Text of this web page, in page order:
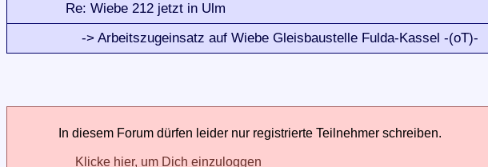
Re: Wiebe 212 jetzt in Ulm
-> Arbeitszugeinsatz auf Wiebe Gleisbaustelle Fulda-Kassel -(oT)-
In diesem Forum dürfen leider nur registrierte Teilnehmer schreiben.
Klicke hier, um Dich einzuloggen